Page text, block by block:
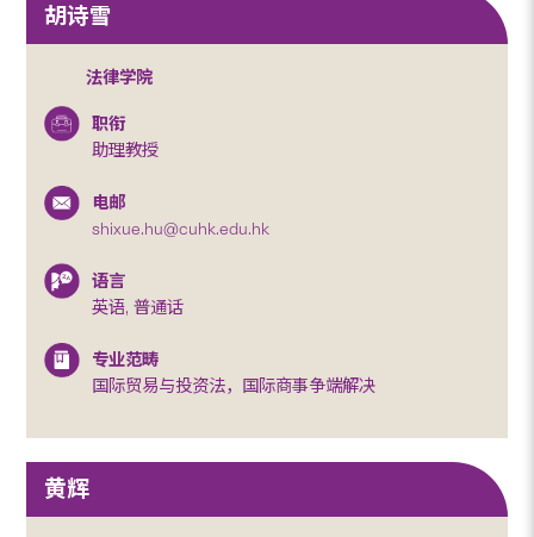
胡诗雪
法律学院
职衔
助理教授
电邮
shixue.hu@cuhk.edu.hk
语言
英语, 普通话
专业范畴
国际贸易与投资法，国际商事争端解决
黄辉